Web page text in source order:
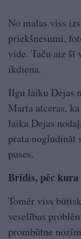
No malas viss
priekšnesumi,
vide. Taču aiz šī
ikdiena.
Ilgu laiku Dejas
Marta atceras,
laika Dejas
prata nogludināt
puses.
Brīdis, pēc kura
Tomēr viss
veselības
prombūtne